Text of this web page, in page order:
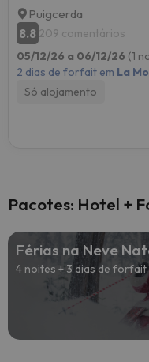
Puigcerda
8.8 209 comentários
05/12/26 a 06/12/26 (1
2 dias de forfait em La
Só alojamento
Pacotes: Hotel +
Férias na Neve
4 noites + 3 dias de forfait